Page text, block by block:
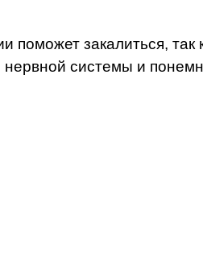
закалиться, так
системы и